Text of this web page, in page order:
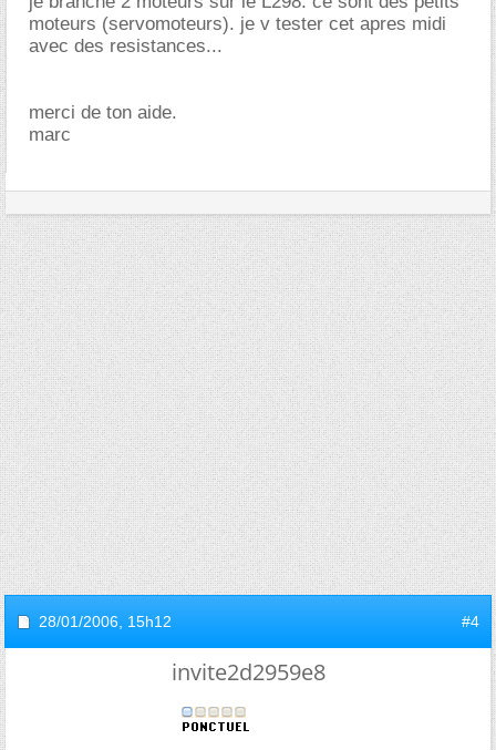
moteurs (servomoteurs). je v tester cet apres midi
avec des resistances...
merci de ton aide.
marc
28/01/2006, 15h12 #4
invite2d2959e8